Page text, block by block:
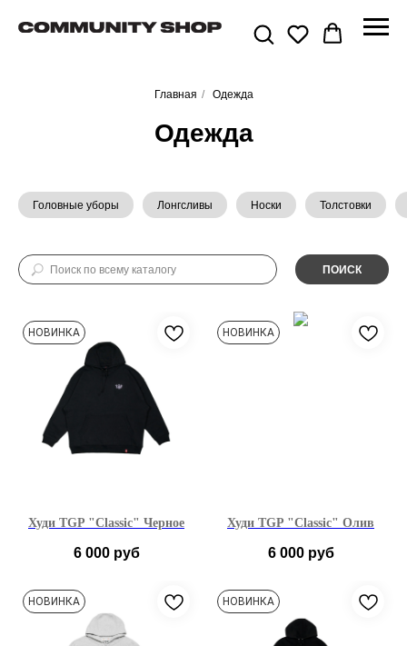
Главная / Одежда
Одежда
Головные уборы Лонгсливы Носки Толстовки
ПОИСК
НОВИНКА
Худи TGP "Classic" Черное
6 000 руб
S M
НОВИНКА
Худи TGP "Classic" Олив
6 000 руб
S M
НОВИНКА НОВИНКА